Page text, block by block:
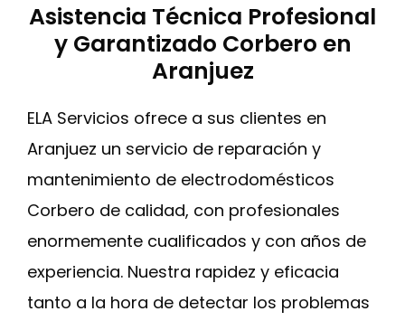
Asistencia Técnica Profesional
y Garantizado Corbero en
Aranjuez
ELA Servicios ofrece a sus clientes en
Aranjuez un servicio de reparación y
mantenimiento de electrodomésticos
Corbero de calidad, con profesionales
enormemente cualificados y con años de
experiencia. Nuestra rapidez y eficacia
tanto a la hora de detectar los problemas